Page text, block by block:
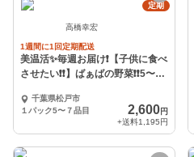
定期
高橋幸宏
1週間に1回定期配送
美温活✨毎週お届け❗【子供に食べ
させたい❗❗】ばぁばの野菜❗❗5〜７
千葉県松戸市
１パック5〜７品目
2,600円
+送料1,195円